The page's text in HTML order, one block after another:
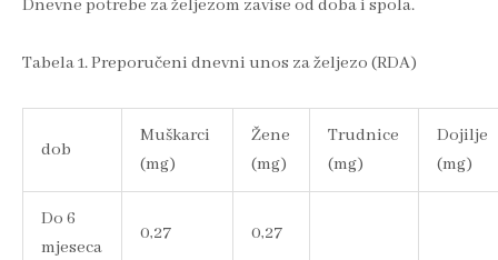
Dnevne potrebe za željezom zavise od doba i spola.
Tabela 1. Preporučeni dnevni unos za željezo (RDA)
dob
Muškarci
(mg)
Žene
(mg)
Trudnice
(mg)
Dojilje
(mg)
Do 6
mjeseca
0,27 0,27